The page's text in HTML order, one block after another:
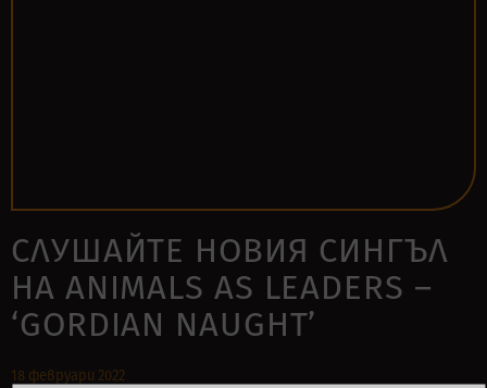
СЛУШАЙТЕ НОВИЯ СИНГЪЛ
НА ANIMALS AS LEADERS –
‘GORDIAN NAUGHT’
18 февруари 2022